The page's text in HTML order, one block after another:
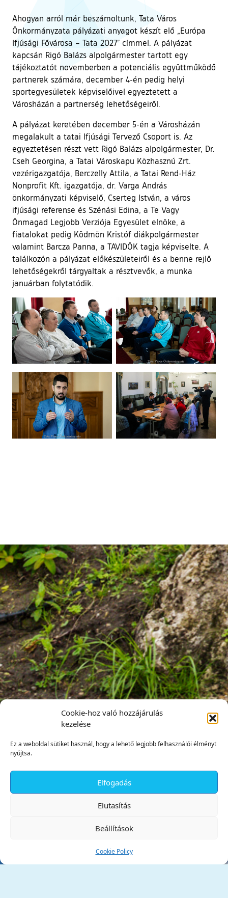
Cookie-hoz való hozzájárulás
kezelése
Ez a weboldal sütiket használ, hogy a lehető legjobb felhasználói élményt
nyújtsa.
Elfogadás
Elutasítás
Beállítások
Cookie Policy
Ahogyan arról már beszámoltunk, Tata Város
Önkormányzata pályázati anyagot készít elő „Európa
Ifjúsági Fővárosa – Tata 2027” címmel. A pályázat
kapcsán Rigó Balázs alpolgármester tartott egy
tájékoztatót novemberben a potenciális együttműködő
partnerek számára, december 4-én pedig helyi
sportegyesületek képviselőivel egyeztetett a
Városházán a partnerség lehetőségeiről.
A pályázat keretében december 5-én a Városházán
megalakult a tatai Ifjúsági Tervező Csoport is. Az
egyeztetésen részt vett Rigó Balázs alpolgármester, Dr.
Cseh Georgina, a Tatai Városkapu Közhasznú Zrt.
vezérigazgatója, Berczelly Attila, a Tatai Rend-Ház
Nonprofit Kft. igazgatója, dr. Varga András
önkormányzati képviselő, Cserteg István, a város
ifjúsági referense és Szénási Edina, a Te Vagy
Önmagad Legjobb Verziója Egyesület elnöke, a
fiatalokat pedig Ködmön Kristóf diákpolgármester
valamint Barcza Panna, a TAVIDÖK tagja képviselte. A
találkozón a pályázat előkészületeiről és a benne rejlő
lehetőségekről tárgyaltak a résztvevők, a munka
januárban folytatódik.
Ugrás a galéria utánra
Tata Város Önkormányzata
✕